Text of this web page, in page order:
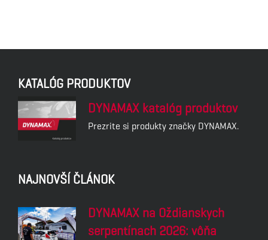
KATALÓG PRODUKTOV
DYNAMAX katalóg produktov
Prezrite si produkty značky DYNAMAX.
NAJNOVŠÍ ČLÁNOK
DYNAMAX na Oždianskych
serpentínach 2026: vôňa